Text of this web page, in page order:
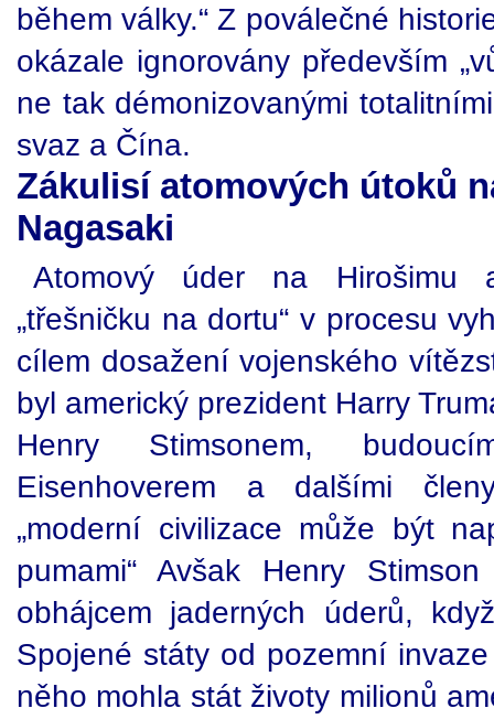
během války.“ Z poválečné
okázale ignorovány především
ne tak démonizovanými
svaz a Čína.
Zákulisí atomových útoků
Nagasaki
Atomový úder na Hirošimu
„třešničku na dortu“ v procesu
cílem dosažení vojenského
byl americký prezident Harry
Henry Stimsonem,
Eisenhoverem a dalšími
„moderní civilizace může být
pumami“ Avšak Henry
obhájcem jaderných úderů,
Spojené státy od pozemní
něho mohla stát životy milionů